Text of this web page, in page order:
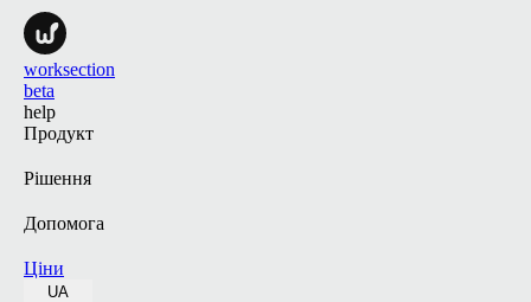
worksection
beta
help
Продукт
Рішення
Допомога
Ціни
UA